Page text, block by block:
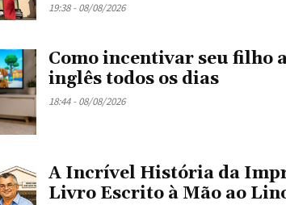
19:38 - 08/08/2026
Como incentivar seu filho
inglês todos os dias
18:44 - 08/08/2026
A Incrível História da
Livro Escrito à Mão ao